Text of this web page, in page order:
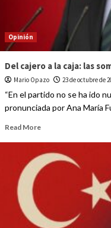
Opinión
Del cajero a la caja: las
Mario Opazo 23 de octubre de
“En el partido no se ha ido
pronunciada por Ana María
Read More